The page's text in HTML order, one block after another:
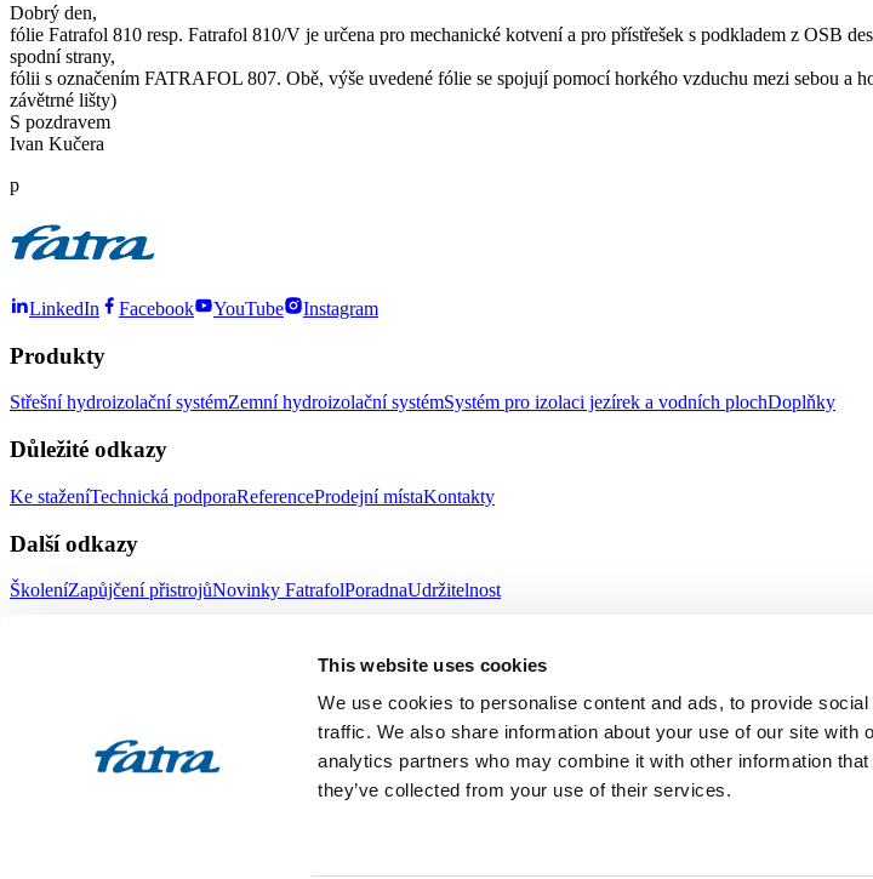
This website uses cookies
We use cookies to personalise content and ads, to provide
traffic. We also share information about your use of our site with
analytics partners who may combine it with other information
they’ve collected from your use of their services.
Dobrý den,
fólie Fatrafol 810 resp. Fatrafol 810/V je určena pro mechanické kotvení a pro přístřešek s podkladem z OSB
spodní strany,
fólii s označením FATRAFOL 807. Obě, výše uvedené fólie se spojují pomocí horkého vzduchu mezi sebou a
závětrné lišty)
S pozdravem
Ivan Kučera
p
LinkedIn Facebook YouTube Instagram
Produkty
Střešní hydroizolační systémZemní hydroizolační systémSystém pro izolaci jezírek a vodních plochDoplňky
Důležité odkazy
Ke staženíTechnická podporaReferenceProdejní místaKontakty
Další odkazy
ŠkoleníZapůjčení přistrojůNovinky FatrafolPoradnaUdržitelnost
Volné pozice Ochrana oznamovatelů